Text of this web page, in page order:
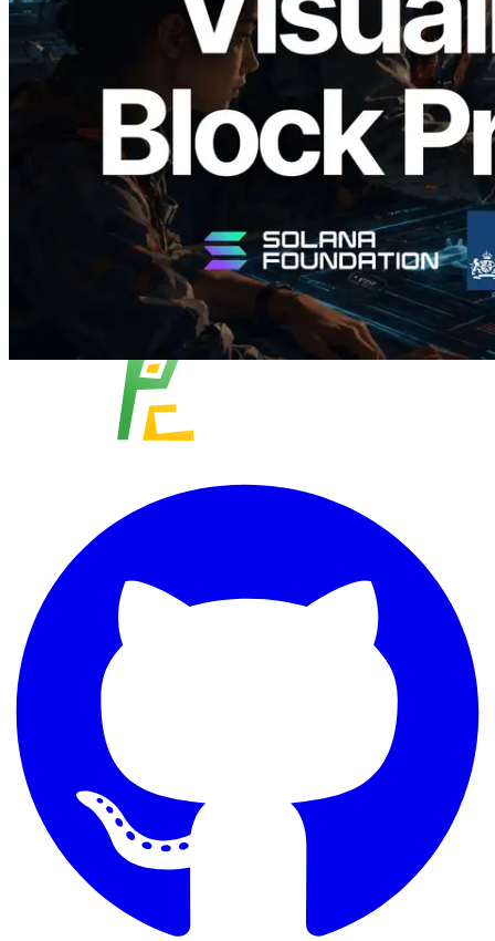
Analyzer — 以 slot 為單位視覺化區塊生
成時間與負責驗證者